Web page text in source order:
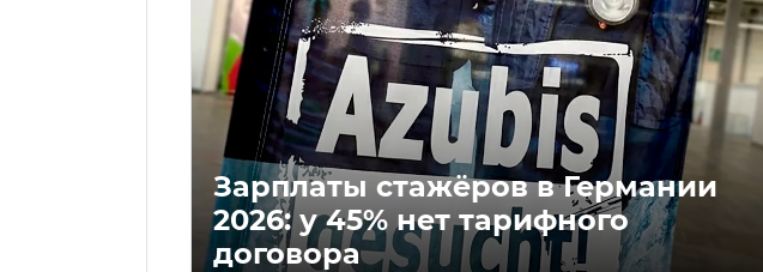
Зарплаты стажёров в Германии
2026: у 45% нет тарифного
договора